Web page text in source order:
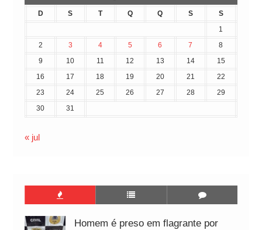
D S T Q Q S
S
1
2
3 4 5 6 7
8
9
10 11 12 13 14
15
16
17 18 19 20 21
22
23
24 25 26 27 28
29
30
31
« jul
Homem é preso em flagrante por